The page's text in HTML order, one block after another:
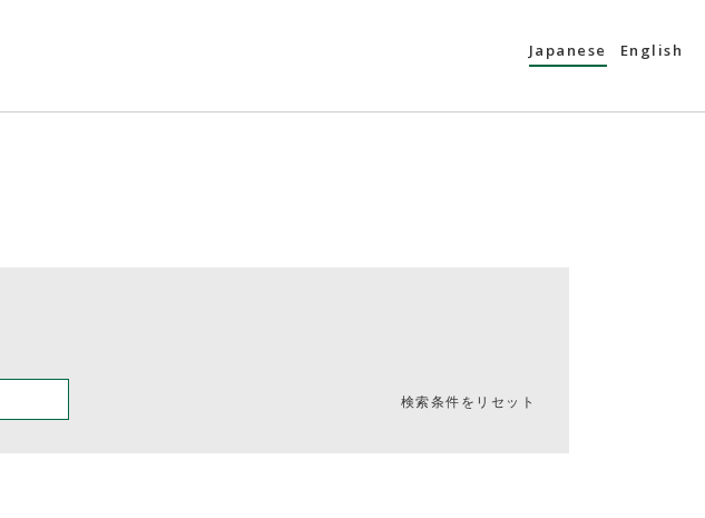
Japanese English
検索条件をリセット